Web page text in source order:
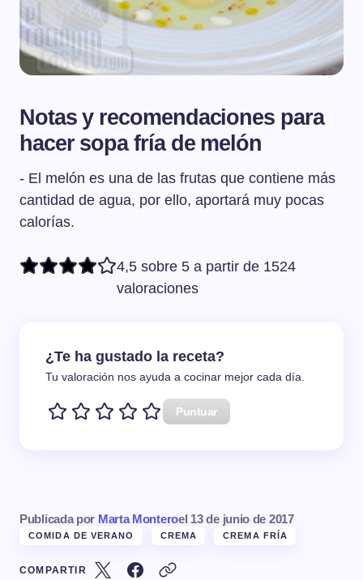
Notas y recomendaciones para
hacer sopa fría de melón
- El melón es una de las frutas que contiene más
cantidad de agua, por ello, aportará muy pocas
calorías.
4,5 sobre 5 a partir de 1524
valoraciones
¿Te ha gustado la receta?
Tu valoración nos ayuda a cocinar mejor cada día.
Puntuar
Publicada por Marta Monteroel 13 de junio de 2017
COMIDA DE VERANO CREMA CREMA FRÍA
COMPARTIR